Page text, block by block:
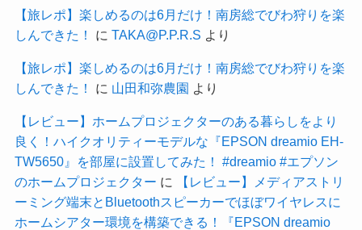
【旅レポ】楽しめるのは6月だけ！南房総でびわ狩りを楽
しんできた！
に TAKA@P.P.R.S より
【旅レポ】楽しめるのは6月だけ！南房総でびわ狩りを楽
しんできた！
に 山田和弥農園 より
【レビュー】ホームプロジェクターのある暮らしをより
良く！ハイクオリティーモデルな『EPSON dreamio EH-
TW5650』を部屋に設置してみた！ #dreamio #エプソン
のホームプロジェクター に
【レビュー】メディアストリ
ーミング端末とBluetoothスピーカーでほぼワイヤレスに
ホームシアター環境を構築できる！『EPSON dreamio